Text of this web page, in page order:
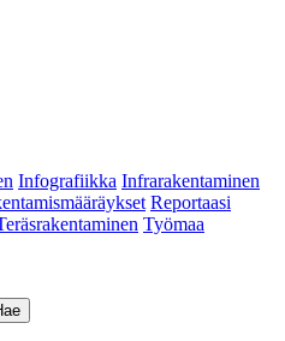
Infografiikka Infrarakentaminen
Reportaasi
Työmaa